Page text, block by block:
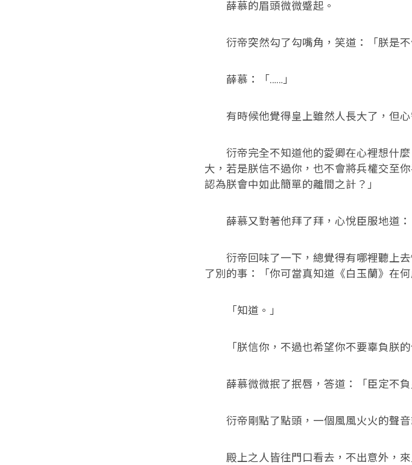
薛慕的眉頭微微蹙起。
衍帝突然勾了勾嘴角，笑道：「朕是不
薛慕：「……」
有時候他覺得皇上雖然人長大了，但心
衍帝完全不知道他的愛卿在心裡想什麼
大，若是朕信不過你，也不會將兵權交至
認為朕會中如此簡單的離間之計？」
薛慕又對著他拜了拜，心悅臣服地道：
衍帝回味了一下，總覺得有哪裡聽上去
了別的事：「你可當真知道《白玉蘭》在何
「知道。」
「朕信你，不過也希望你不要辜負朕的
薛慕微微抿了抿唇，答道：「臣定不負
衍帝剛點了點頭，一個風風火火的聲音
殿上之人皆往門口看去，不出意外，來